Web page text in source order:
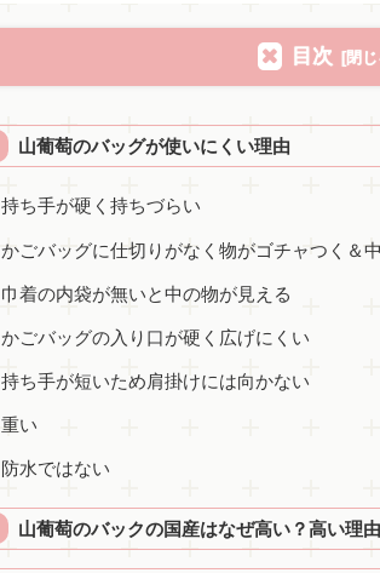
目次
山葡萄のバッグが使いにくい理由
持ち手が硬く持ちづらい
かごバッグに仕切りがなく物がゴチャつく＆
巾着の内袋が無いと中の物が見える
かごバッグの入り口が硬く広げにくい
持ち手が短いため肩掛けには向かない
重い
防水ではない
山葡萄のバックの国産はなぜ高い？高い理由